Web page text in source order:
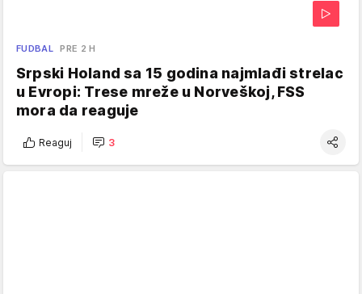
FUDBAL PRE 2 H
Srpski Holand sa 15 godina najmlađi strelac
u Evropi: Trese mreže u Norveškoj, FSS
mora da reaguje
Reaguj 3